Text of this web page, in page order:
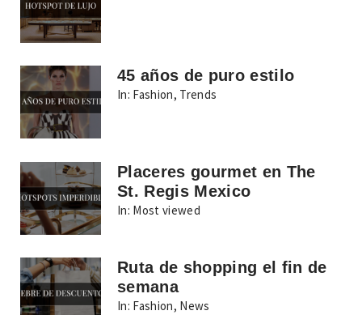
45 años de puro estilo
In: Fashion, Trends
Placeres gourmet en The
St. Regis Mexico
In: Most viewed
Ruta de shopping el fin de
semana
In: Fashion, News